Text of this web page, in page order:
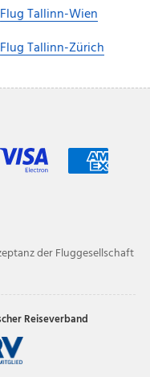
Flug Tallinn-Wien
Flug Tallinn-Zürich